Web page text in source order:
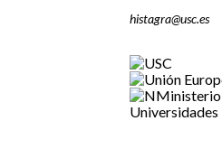
histagra@usc.es